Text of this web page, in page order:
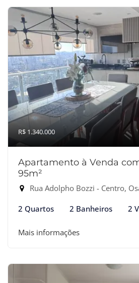
R$ 1.340.000
Apartamento à Venda
95m²
Rua Adolpho Bozzi - Centro,
2 Quartos 2 Banheiros 2
Mais informações